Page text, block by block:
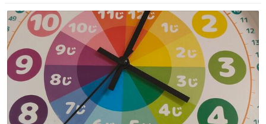
ト
数
数